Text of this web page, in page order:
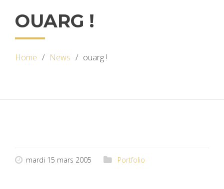
OUARG !
Home News ouarg !
mardi 15 mars 2005 Portfolio